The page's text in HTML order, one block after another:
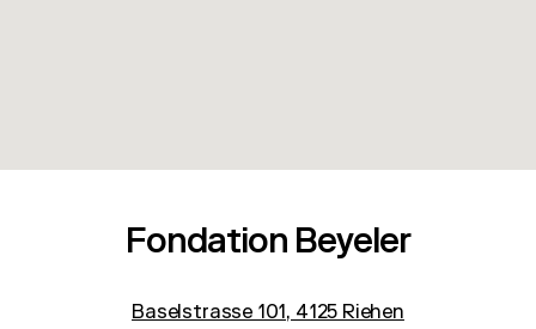
Fondation Beyeler
Baselstrasse 101, 4125 Riehen